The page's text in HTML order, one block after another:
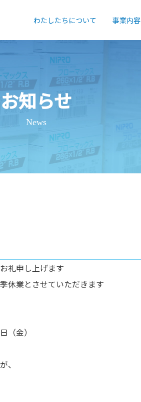
わたしたちについて 事業内容
お知らせ
News
礼申し上げます
休業とさせていただきます
（金）
、